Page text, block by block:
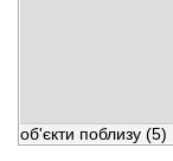
об'єкти поблизу (5)